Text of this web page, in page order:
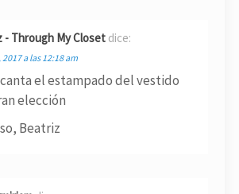
- Through My Closet dice:
a las 12:18 am
el estampado del vestido
elección
Beatriz